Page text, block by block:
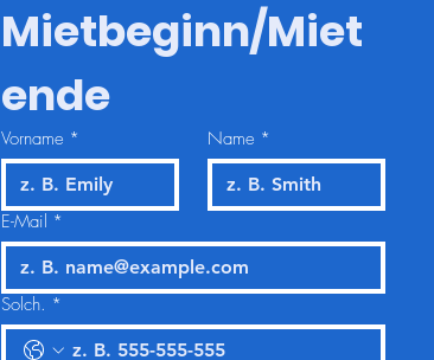
Mietbeginn/Miet
ende
Vorname * Name *
E-Mail *
Solch. *